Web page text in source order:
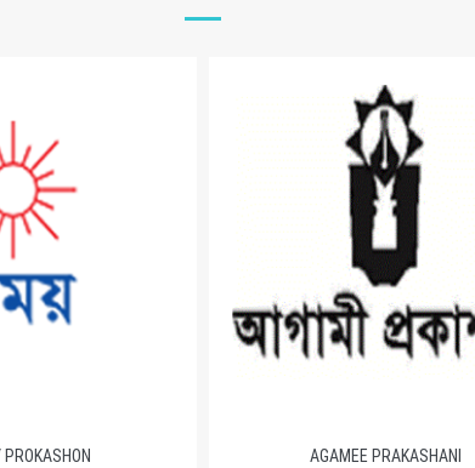
PROKASHON
AGAMEE PRAKASHANI